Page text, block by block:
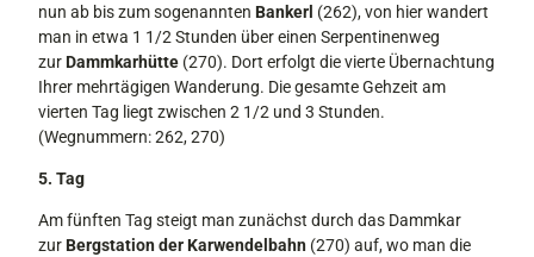
nun ab bis zum sogenannten Bankerl (262), von hier wandert
man in etwa 1 1/2 Stunden über einen Serpentinenweg
zurDammkar­hütte (270). Dort erfolgt die vierte Über­nachtung
Ihrer mehrtägigen Wanderung. Die gesamte Gehzeit am
vierten Tag liegt zwischen 2 1/2 und 3 Stunden.
(Wegnummern: 262, 270)
5. Tag
Am fünften Tag steigt man zunächst durch das Dammkar
zurBergstation der Karwendelbahn (270) auf, wo man die